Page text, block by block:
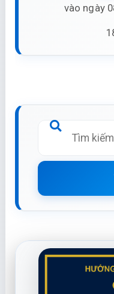
vào ngày